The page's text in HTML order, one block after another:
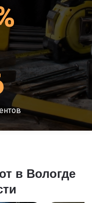
в Вологде